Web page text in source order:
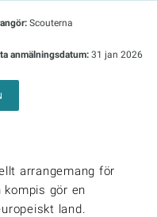
Scouterna
anmälningsdatum: 31 jan 2026
arrangemang för
kompis gör en
land.